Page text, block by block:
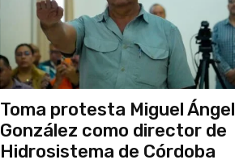
Toma protesta Miguel Ángel
González como director de
Hidrosistema de Córdoba